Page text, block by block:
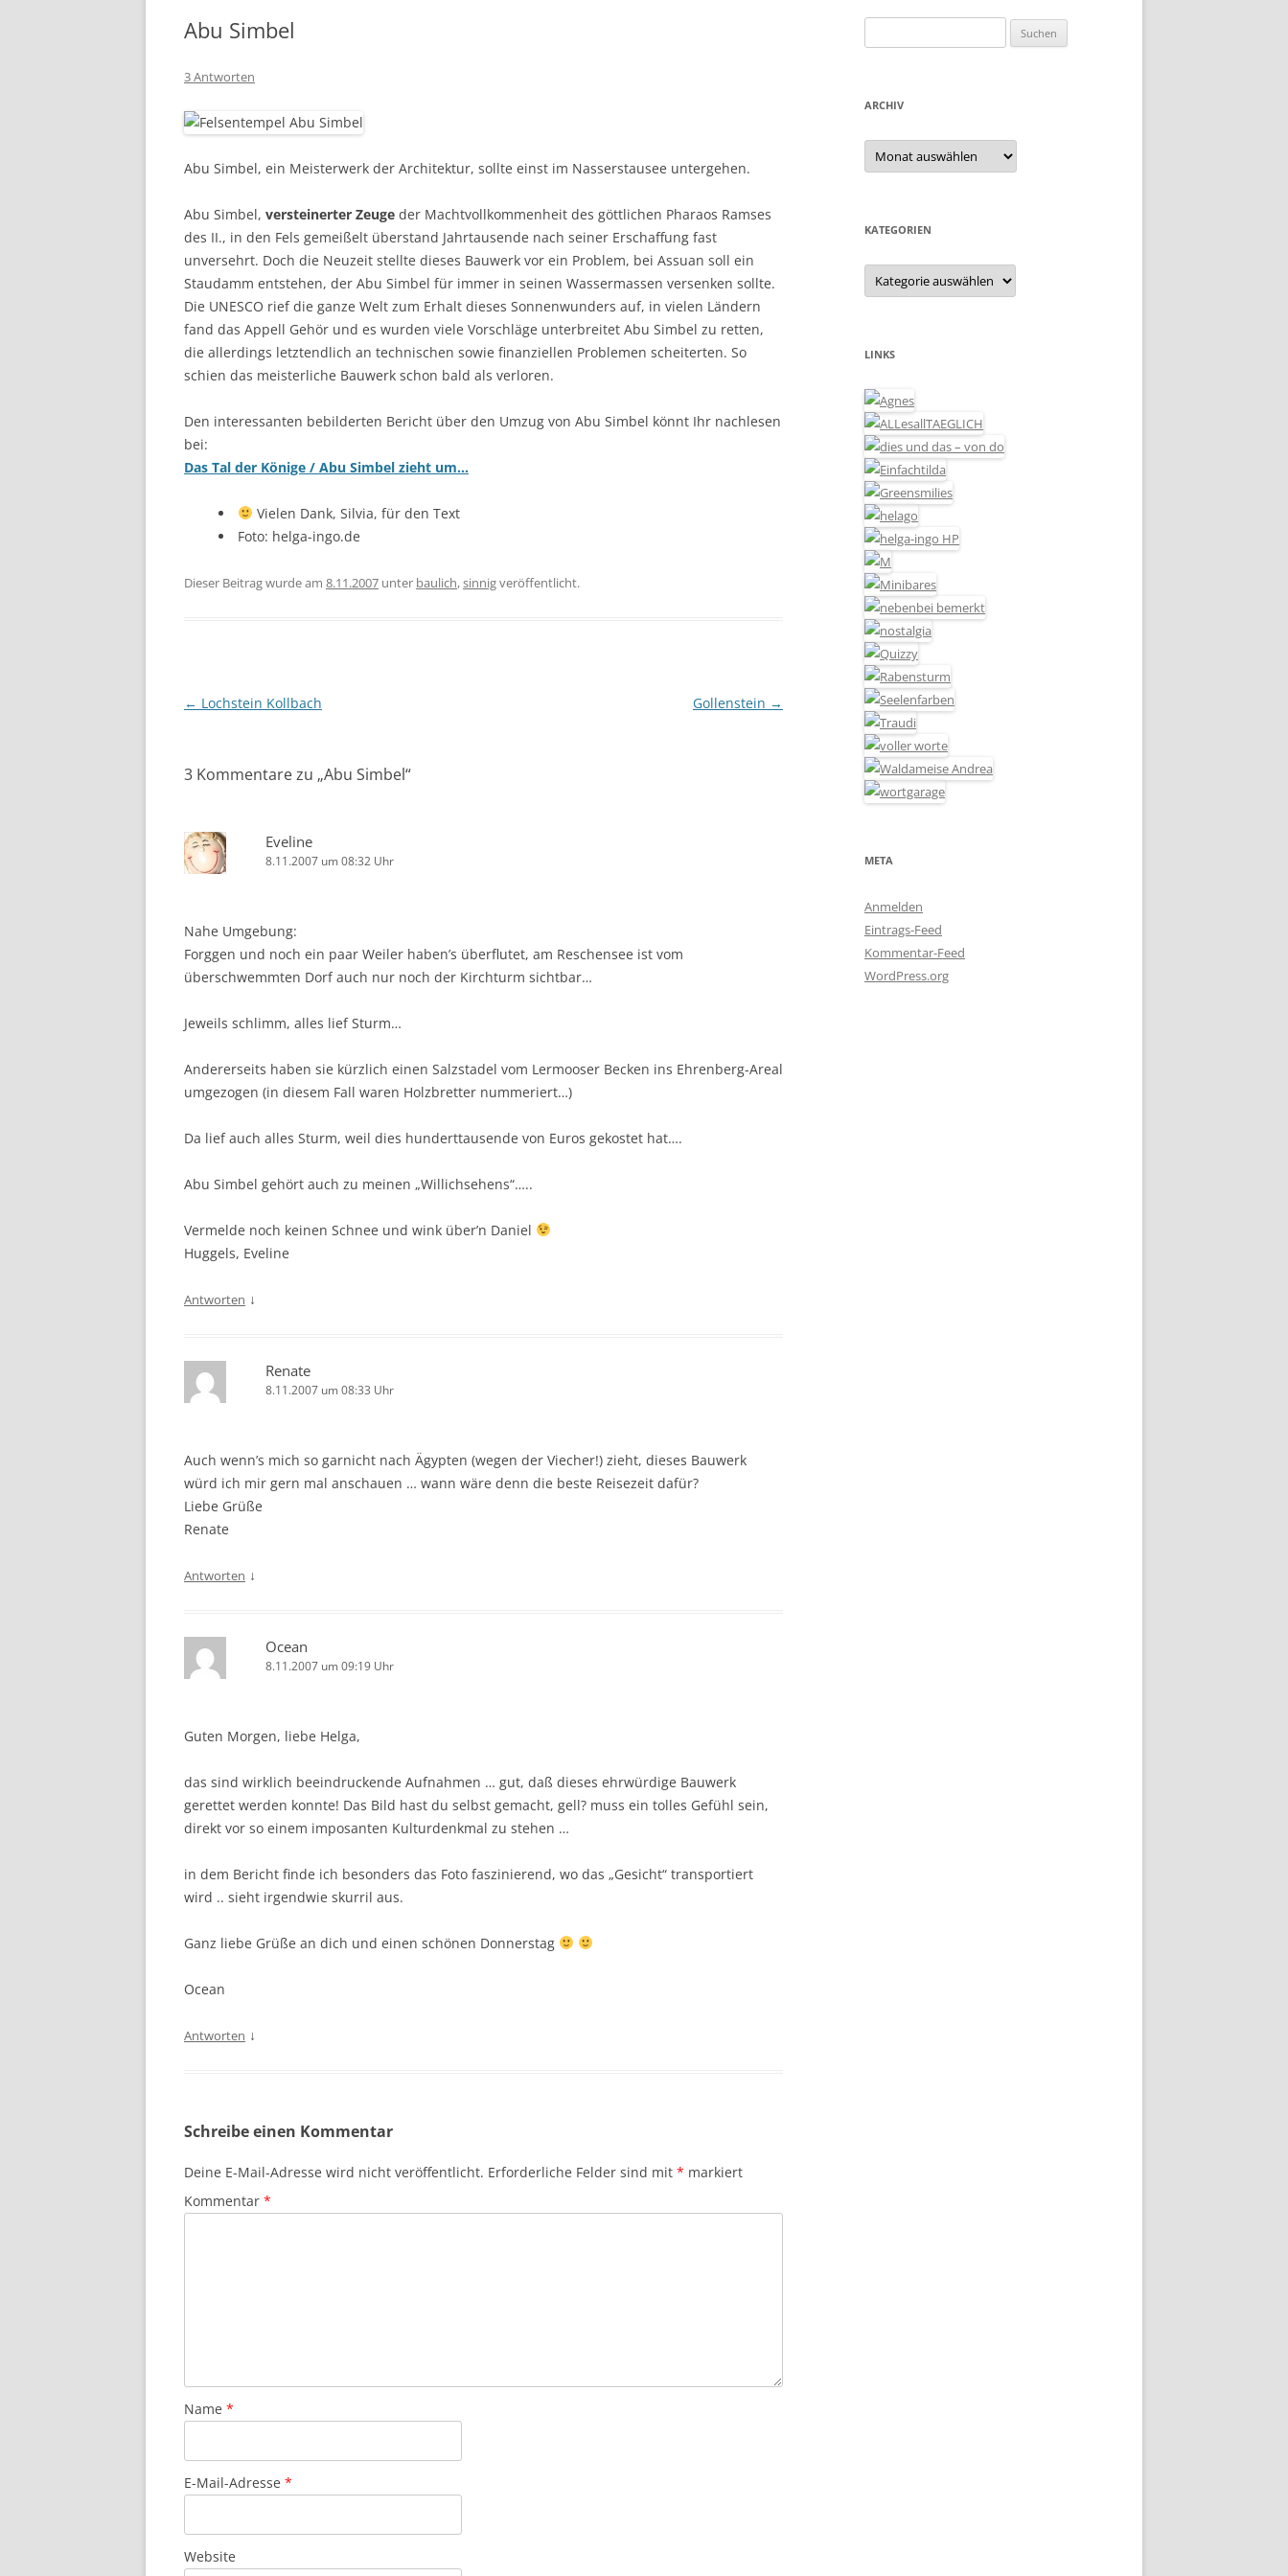
Abu Simbel
3 Antworten
Abu Simbel, ein Meisterwerk der Architektur, sollte einst im Nasserstausee untergehen.
Abu Simbel, versteinerter Zeuge der Machtvollkommenheit des göttlichen Pharaos Ramses
des II., in den Fels gemeißelt überstand Jahrtausende nach seiner Erschaffung fast
unversehrt. Doch die Neuzeit stellte dieses Bauwerk vor ein Problem, bei Assuan soll ein
Staudamm entstehen, der Abu Simbel für immer in seinen Wassermassen versenken sollte.
Die UNESCO rief die ganze Welt zum Erhalt dieses Sonnenwunders auf, in vielen Ländern
fand das Appell Gehör und es wurden viele Vorschläge unterbreitet Abu Simbel zu retten,
die allerdings letztendlich an technischen sowie finanziellen Problemen scheiterten. So
schien das meisterliche Bauwerk schon bald als verloren.
Den interessanten bebilderten Bericht über den Umzug von Abu Simbel könnt Ihr nachlesen
bei:
Das Tal der Könige / Abu Simbel zieht um…
Vielen Dank, Silvia, für den Text
Foto: helga-ingo.de
Dieser Beitrag wurde am 8.11.2007 unter baulich,sinnigveröffentlicht.
Beitragsnavigation
← Lochstein Kollbach Gollenstein →
3 Kommentare zu „Abu Simbel“
Eveline
8.11.2007 um 08:32 Uhr
Nahe Umgebung:
Forggen und noch ein paar Weiler haben’s überflutet, am Reschensee ist vom
überschwemmten Dorf auch nur noch der Kirchturm sichtbar…
Jeweils schlimm, alles lief Sturm…
Andererseits haben sie kürzlich einen Salzstadel vom Lermooser Becken ins Ehrenberg-Areal
umgezogen (in diesem Fall waren Holzbretter nummeriert…)
Da lief auch alles Sturm, weil dies hunderttausende von Euros gekostet hat….
Abu Simbel gehört auch zu meinen „Willichsehens“…..
Vermelde noch keinen Schnee und wink über’n Daniel
Huggels, Eveline
Antworten ↓
Renate
8.11.2007 um 08:33 Uhr
Auch wenn’s mich so garnicht nach Ägypten (wegen der Viecher!) zieht, dieses Bauwerk
würd ich mir gern mal anschauen … wann wäre denn die beste Reisezeit dafür?
Liebe Grüße
Renate
Antworten ↓
Ocean
8.11.2007 um 09:19 Uhr
Guten Morgen, liebe Helga,
das sind wirklich beeindruckende Aufnahmen … gut, daß dieses ehrwürdige Bauwerk
gerettet werden konnte! Das Bild hast du selbst gemacht, gell? muss ein tolles Gefühl sein,
direkt vor so einem imposanten Kulturdenkmal zu stehen …
in dem Bericht finde ich besonders das Foto faszinierend, wo das „Gesicht“ transportiert
wird .. sieht irgendwie skurril aus.
Ganz liebe Grüße an dich und einen schönen Donnerstag
Ocean
Antworten ↓
Schreibe einen Kommentar
Deine E-Mail-Adresse wird nicht veröffentlicht. Erforderliche Felder sind mit * markiert
Kommentar *
Name *
E-Mail-Adresse *
Website
nach:
ARCHIV
Archiv
KATEGORIEN
Kategorien
LINKS
META
Anmelden
Eintrags-Feed
Kommentar-Feed
WordPress.org